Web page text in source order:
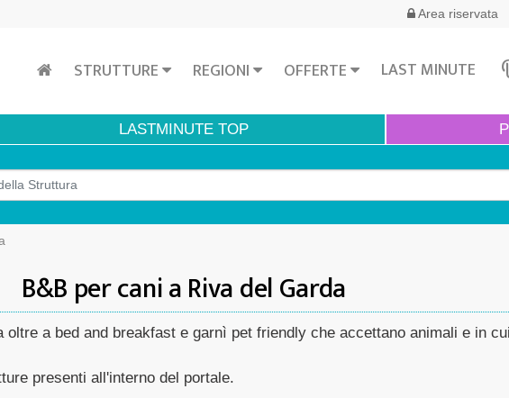
Area riservata
STRUTTURE REGIONI OFFERTE LAST MINUTE
LASTMINUTE TOP
B&B per cani a Riva del Garda
a bed and breakfast e garnì pet friendly che accettano animali e in
presenti all'interno del portale.